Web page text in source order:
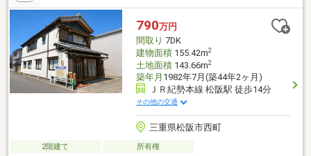
790万円
間取り 7DK
建物面積155.42m2
土地面積143.66m2
築年月 1982年7月(築44年2ヶ月)
ＪＲ紀勢本線 松阪駅 徒歩14分
その他の交通
三重県松阪市西町
2階建て 所有権